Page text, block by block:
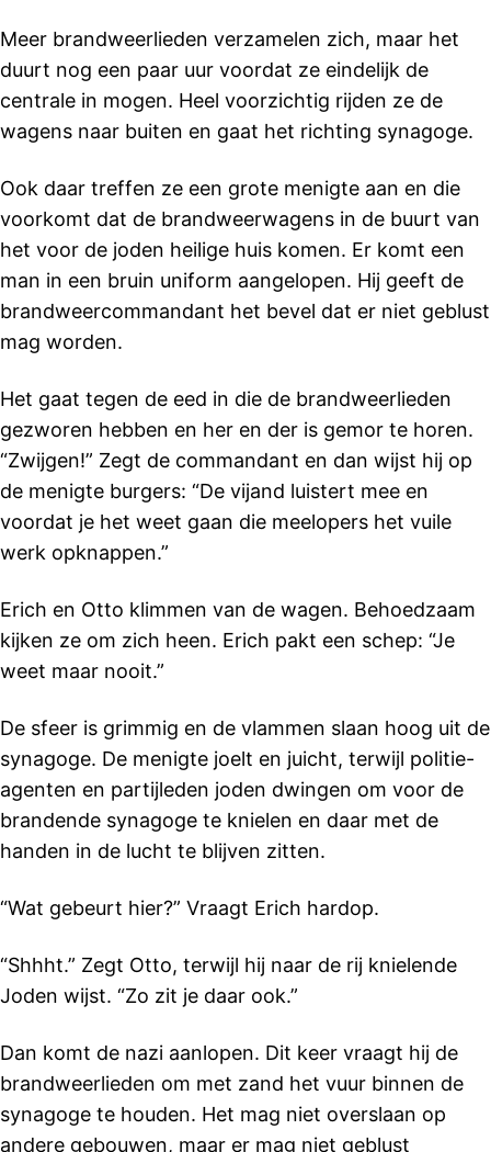
Meer brandweerlieden verzamelen zich, maar het
duurt nog een paar uur voordat ze eindelijk de
centrale in mogen. Heel voorzichtig rijden ze de
wagens naar buiten en gaat het richting synagoge.
Ook daar treffen ze een grote menigte aan en die
voorkomt dat de brandweerwagens in de buurt van
het voor de joden heilige huis komen. Er komt een
man in een bruin uniform aangelopen. Hij geeft de
brandweercommandant het bevel dat er niet geblust
mag worden.
Het gaat tegen de eed in die de brandweerlieden
gezworen hebben en her en der is gemor te horen.
“Zwijgen!” Zegt de commandant en dan wijst hij op
de menigte burgers: “De vijand luistert mee en
voordat je het weet gaan die meelopers het vuile
werk opknappen.”
Erich en Otto klimmen van de wagen. Behoedzaam
kijken ze om zich heen. Erich pakt een schep: “Je
weet maar nooit.”
De sfeer is grimmig en de vlammen slaan hoog uit de
synagoge. De menigte joelt en juicht, terwijl politie-
agenten en partijleden joden dwingen om voor de
brandende synagoge te knielen en daar met de
handen in de lucht te blijven zitten.
“Wat gebeurt hier?” Vraagt Erich hardop.
“Shhht.” Zegt Otto, terwijl hij naar de rij knielende
Joden wijst. “Zo zit je daar ook.”
Dan komt de nazi aanlopen. Dit keer vraagt hij de
brandweerlieden om met zand het vuur binnen de
synagoge te houden. Het mag niet overslaan op
andere gebouwen, maar er mag niet geblust